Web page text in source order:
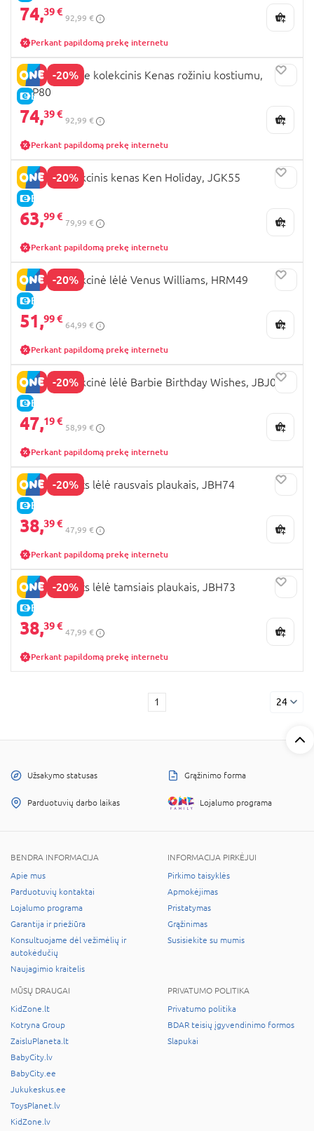
74,39 €
92,99 €
Perkant papildomą prekę internetu
-20%
E-KAINA
BARBIE Movie kolekcinis Kenas rožiniu kostiumu,
JCP80
74,39 €
92,99 €
Perkant papildomą prekę internetu
-20%
E-KAINA
BARBIE kolekcinis kenas Ken Holiday, JGK55
63,99 €
79,99 €
Perkant papildomą prekę internetu
-20%
E-KAINA
BARBIE kolekcinė lėlė Venus Williams, HRM49
51,99 €
64,99 €
Perkant papildomą prekę internetu
-20%
E-KAINA
BARBIE kolekcinė lėlė Barbie Birthday Wishes, JBJ07
47,19 €
58,99 €
Perkant papildomą prekę internetu
-20%
E-KAINA
BARBIE Basics lėlė rausvais plaukais, JBH74
38,39 €
47,99 €
Perkant papildomą prekę internetu
-20%
E-KAINA
BARBIE Basics lėlė tamsiais plaukais, JBH73
38,39 €
47,99 €
Perkant papildomą prekę internetu
1 24
Užsakymo statusas Grąžinimo forma
Parduotuvių darbo laikas Lojalumo programa
BENDRA INFORMACIJA
Apie mus
Parduotuvių kontaktai
Lojalumo programa
Garantija ir priežiūra
Konsultuojame dėl vežimėlių ir
autokėdučių
Naujagimio kraitelis
INFORMACIJA PIRKĖJUI
Pirkimo taisyklės
Apmokėjimas
Pristatymas
Grąžinimas
Susisiekite su mumis
MŪSŲ DRAUGAI
KidZone.lt
Kotryna Group
ZaisluPlaneta.lt
BabyCity.lv
BabyCity.ee
Jukukeskus.ee
ToysPlanet.lv
KidZone.lv
PRIVATUMO POLITIKA
Privatumo politika
BDAR teisių įgyvendinimo formos
Slapukai